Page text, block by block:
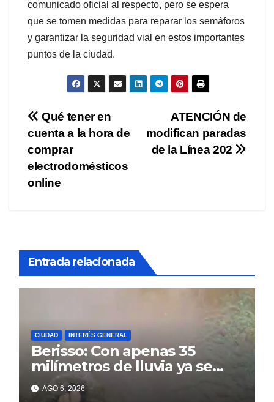
comunicado oficial al respecto, pero se espera
que se tomen medidas para reparar los semáforos
y garantizar la seguridad vial en estos importantes
puntos de la ciudad.
Navegación
de
entradas
ATENCIÓN de
modifican paradas
de la Línea 202
Qué tener en
cuenta a la hora de
comprar
electrodomésticos
online
Entrada relacionada
CIUDAD INTERÉS GENERAL
Berisso: Con apenas 35
milímetros de lluvia ya se
sienten los problemas
AGO 6, 2026